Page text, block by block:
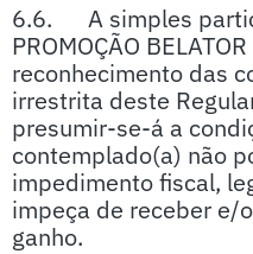
6.6. A simples
PROMOÇÃO
reconhecimento das
irrestrita deste
presumir-se-á a
contemplado(a) não
impedimento fiscal,
impeça de receber e/
ganho.